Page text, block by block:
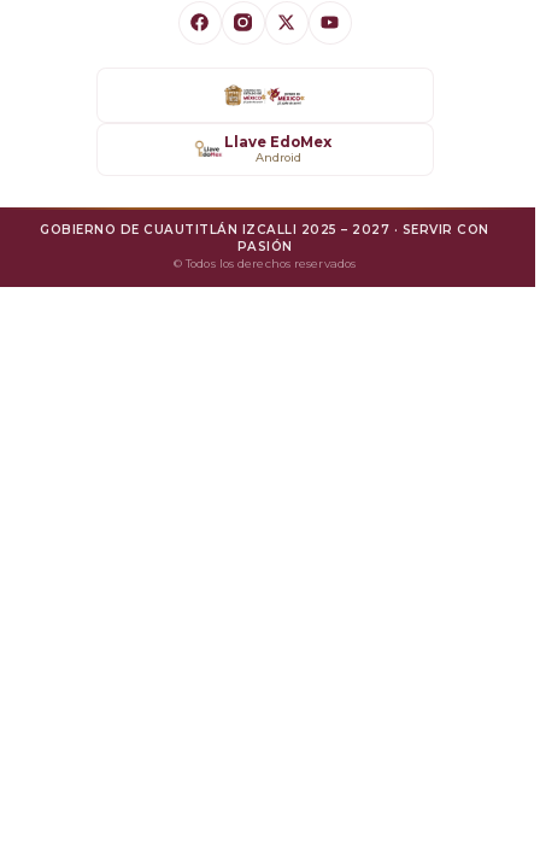
Mejora Regulatoria
Llave EdoMex
Android
GOBIERNO DE CUAUTITLÁN IZCALLI 2025 – 2027 · SERVIR CON
PASIÓN
© Todos los derechos reservados